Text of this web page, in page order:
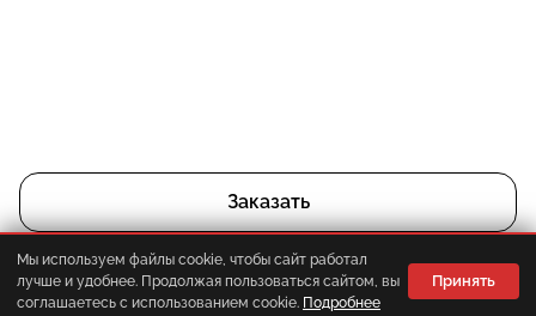
Заказать
Главная Корзина Меню
Мы используем файлы cookie, чтобы сайт работал
лучше и удобнее. Продолжая пользоваться сайтом, вы
соглашаетесь с использованием cookie. Подробнее
Принять